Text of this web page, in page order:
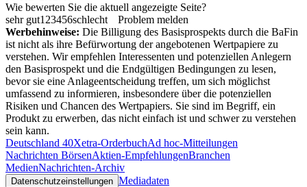
Wie bewerten Sie die aktuell angezeigte Seite?
sehr gut1 23456schlecht
Problem melden
Werbehinweise: Die Billigung des Basisprospekts durch die BaFin
ist nicht als ihre Befürwortung der angebotenen Wertpapiere zu
verstehen. Wir empfehlen Interessenten und potenziellen Anlegern
den Basisprospekt und die Endgültigen Bedingungen zu lesen,
bevor sie eine Anlageentscheidung treffen, um sich möglichst
umfassend zu informieren, insbesondere über die potenziellen
Risiken und Chancen des Wertpapiers. Sie sind im Begriff, ein
Produkt zu erwerben, das nicht einfach ist und schwer zu verstehen
sein kann.
Deutschland 40Xetra-OrderbuchAd hoc-Mitteilungen
Nachrichten BörsenAktien-EmpfehlungenBranchen
MedienNachrichten-Archiv
Datenschutzeinstellungen Mediadaten